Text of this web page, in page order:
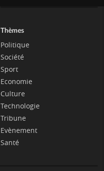
Thèmes
Politique
Société
Sport
Economie
Culture
Technologie
Tribune
Evènement
Santé